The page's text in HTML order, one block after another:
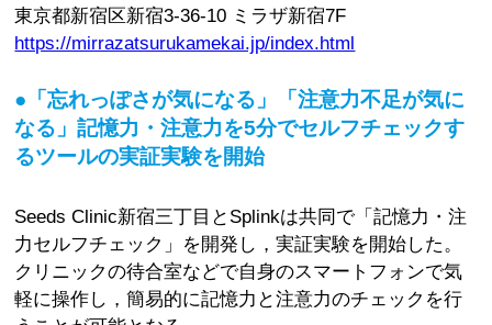
東京都新宿区新宿3-36-10 ミラザ新宿7F
https://mirrazatsurukamekai.jp/index.html
●「忘れっぽさが気になる」「注意力不足が気に
なる」記憶力・注意力を5分でセルフチェックす
るツールの実証実験を開始
Seeds Clinic新宿三丁目とSplinkは共同で「記憶力・注
力セルフチェック」を開発し，実証実験を開始した。
クリニックの待合室などで自身のスマートフォンで気
軽に操作し，簡易的に記憶力と注意力のチェックを行